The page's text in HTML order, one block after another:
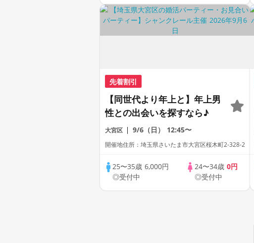
先着割引
【同世代より年上と】年上男
性との出会いを探すなら♪
大宮区 9/6（日） 12:45〜
開催地住所：埼玉県さいたま市大宮区桜木町2-328-2
25〜35歳 6,000円
◎受付中
24〜34歳 0円
◎受付中